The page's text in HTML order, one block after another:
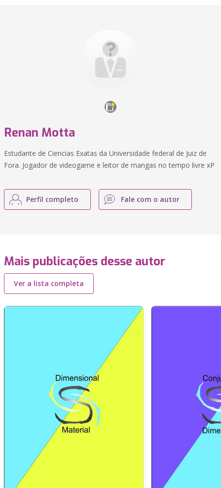
Renan Motta
Estudante de Ciencias Exatas da Universidade federal de Juiz de
Fora. Jogador de videogame e leitor de mangas no tempo livre xP
Perfil completo Fale com o autor
Mais publicações desse autor
Ver a lista completa